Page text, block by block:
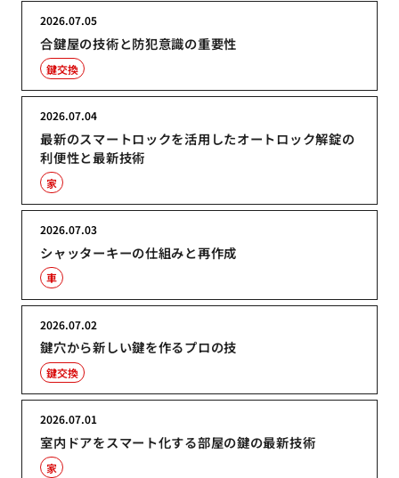
合鍵屋の技術と防犯意識の重要性
2026.07.05
鍵交換
最新のスマートロックを活用したオートロック解錠の
利便性と最新技術
2026.07.04
家
シャッターキーの仕組みと再作成
2026.07.03
車
鍵穴から新しい鍵を作るプロの技
2026.07.02
鍵交換
室内ドアをスマート化する部屋の鍵の最新技術
2026.07.01
家